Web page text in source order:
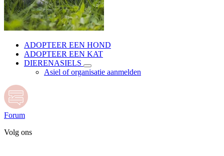
ADOPTEER EEN HOND
ADOPTEER EEN KAT
DIERENASIELS
Asiel of organisatie aanmelden
Forum
Volg ons